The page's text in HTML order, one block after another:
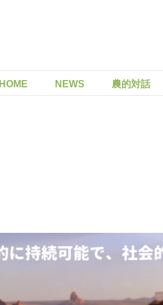
HOME NEWS 農的対話